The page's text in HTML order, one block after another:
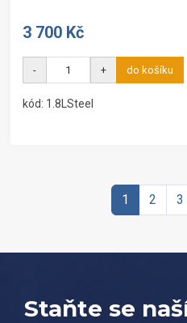
3 700 Kč
- + do košíku
kód: 1.8LSteel
1 2 3
Staňte se